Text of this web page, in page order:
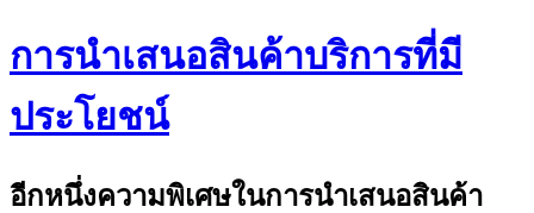
การนำเสนอสินค้าบริการที่มี
ประโยชน์
อีกหนึ่งความพิเศษในการนำเสนอสินค้า